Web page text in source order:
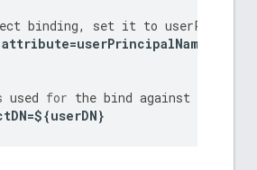
binding, set it to
attribute=userPrincipalName
used for the bind against
=${userDN}